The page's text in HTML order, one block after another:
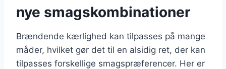
nye smagskombinationer
Brændende kærlighed kan tilpasses på mange
måder, hvilket gør det til en alsidig ret, der kan
tilpasses forskellige smagspræferencer. Her er